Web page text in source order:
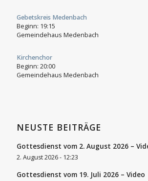
Gebetskreis Medenbach
Beginn: 19:15
Gemeindehaus Medenbach
Kirchenchor
Beginn: 20:00
Gemeindehaus Medenbach
NEUSTE BEITRÄGE
Gottesdienst vom 2. August 2026 –
2. August 2026 - 12:23
Gottesdienst vom 19. Juli 2026 – Video